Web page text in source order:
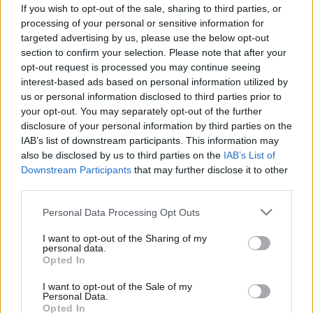
If you wish to opt-out of the sale, sharing to third parties, or
processing of your personal or sensitive information for
targeted advertising by us, please use the below opt-out
section to confirm your selection. Please note that after your
opt-out request is processed you may continue seeing
interest-based ads based on personal information utilized by
us or personal information disclosed to third parties prior to
your opt-out. You may separately opt-out of the further
disclosure of your personal information by third parties on the
IAB’s list of downstream participants. This information may
also be disclosed by us to third parties on the IAB’s List of
Downstream Participants that may further disclose it to other
Please note that this website/app uses one or more Google
not limited to your visit or usage behaviour. You may click to
grant or deny consent to Google and its third-party tags to
use your data for below specified purposes in below Google
consent section.
Personal Data Processing Opt Outs
I want to opt-out of the Sharing of my
personal data.
Opted In
I want to opt-out of the Sale of my
Personal Data.
Opted In